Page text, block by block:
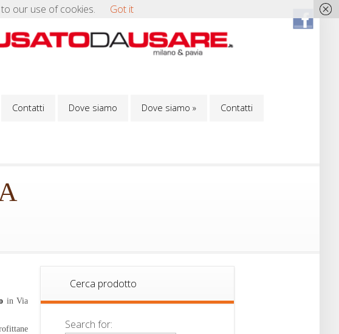
Contatti Dove siamo Dove siamo » Contatti
in Via
Cerca prodotto
Search for:
our use of cookies. Got it